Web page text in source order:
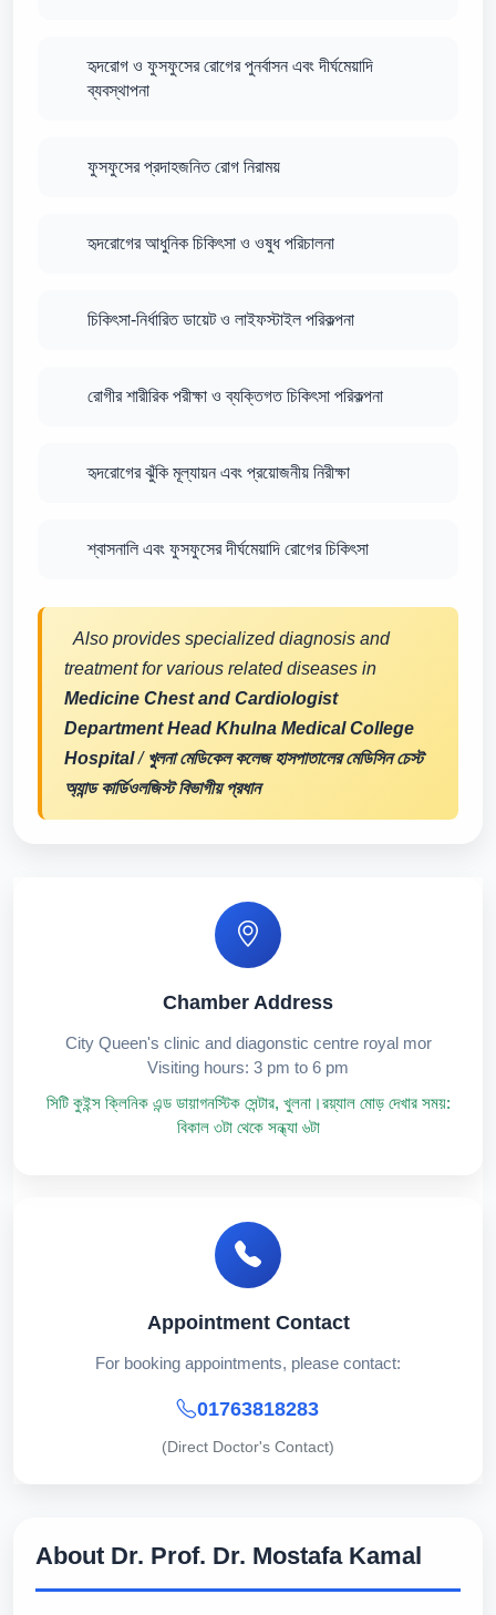
হৃদরোগ ও ফুসফুসের রোগের পুনর্বাসন এবং দীর্ঘমেয়াদি
ব্যবস্থাপনা
ফুসফুসের প্রদাহজনিত রোগ নিরাময়
হৃদরোগের আধুনিক চিকিৎসা ও ওষুধ পরিচালনা
চিকিৎসা-নির্ধারিত ডায়েট ও লাইফস্টাইল পরিকল্পনা
রোগীর শারীরিক পরীক্ষা ও ব্যক্তিগত চিকিৎসা পরিকল্পনা
হৃদরোগের ঝুঁকি মূল্যায়ন এবং প্রয়োজনীয় নিরীক্ষা
শ্বাসনালি এবং ফুসফুসের দীর্ঘমেয়াদি রোগের চিকিৎসা
Also provides specialized diagnosis and
treatment for various related diseases in
Medicine Chest and Cardiologist
Department Head Khulna Medical College
Hospital/ খুলনা মেডিকেল কলেজ হাসপাতালের মেডিসিন চেস্ট
অ্যান্ড কার্ডিওলজিস্ট বিভাগীয় প্রধান
Chamber Address
City Queen's clinic and diagonstic centre royal mor
Visiting hours: 3 pm to 6 pm
সিটি কুইন্স ক্লিনিক এন্ড ডায়াগনস্টিক সেন্টার, খুলনা।রয়্যাল মোড় দেখার সময়:
বিকাল ৩টা থেকে সন্ধ্যা ৬টা
Appointment Contact
For booking appointments, please contact:
01763818283
(Direct Doctor's Contact)
About Dr. Prof. Dr. Mostafa Kamal